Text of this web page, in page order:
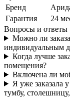
Бренд
Гарантия
24
Вопросы и ответы
Можно ли
индивидуальным
Когда лучше
помещения?
Включена ли
Я уже заказала
тумбу,